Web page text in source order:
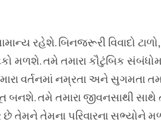
રહેશે. બિનજરૂરી વિવાદો
મળશે. તમે તમારા કૌટુંબિક
વર્તનમાં નમ્રતા અને સુગમતા
બનશે. તમે તમારા જીવનસાથી
છે તેમને તેમના પરિવારના સભ્યોને